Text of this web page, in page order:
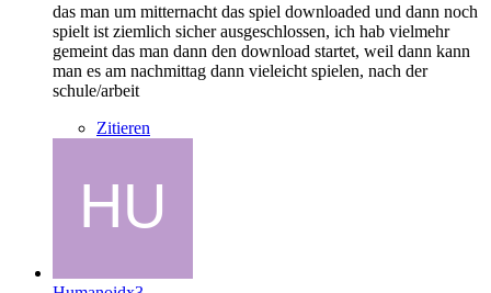
das man um mitternacht das spiel downloaded und dann noch
spielt ist ziemlich sicher ausgeschlossen, ich hab vielmehr
gemeint das man dann den download startet, weil dann kann
man es am nachmittag dann vieleicht spielen, nach der
schule/arbeit
Zitieren